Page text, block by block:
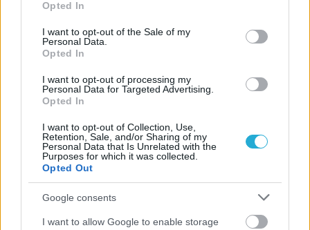
use your data for below specified purposes in below Google
consent section.
Opted In
I want to opt-out of the Sale of my
Personal Data.
Opted In
I want to opt-out of processing my
Personal Data for Targeted Advertising.
Opted In
I want to opt-out of Collection, Use,
Retention, Sale, and/or Sharing of my
Personal Data that Is Unrelated with the
Purposes for which it was collected.
Opted Out
Google consents
I want to allow Google to enable storage